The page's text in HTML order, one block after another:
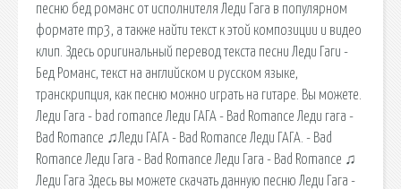
песню бед романс от исполнителя Леди Гага в популярном
формате mp3, а также найти текст к этой композиции и видео
клип. Здесь оригинальный перевод текста песни Леди Гаги -
Бед Романс, текст на английском и русском языке,
транскрипция, как песню можно играть на гитаре. Вы можете.
Леди Гага - bad romance Леди ГАГА - Bad Romance Леди гага -
Bad Romance ♫Леди ГАГА - Bad Romance Леди ГАГА. - Bad
Romance Леди Гага - Bad Romance Леди Гага - Bad Romance ♫
Леди Гага Здесь вы можете скачать данную песню Леди Гага -